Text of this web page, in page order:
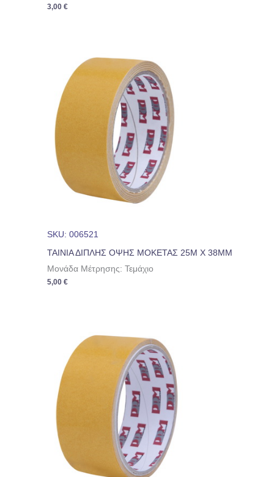
3,00€
SKU: 006521
ΤΑΙΝΙΑ ΔΙΠΛΗΣ ΟΨΗΣ ΜΟΚΕΤΑΣ 25M Χ 38ΜΜ
Μονάδα Μέτρησης: Τεμάχιο
5,00€